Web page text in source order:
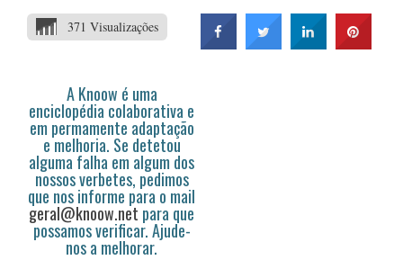
371 Visualizações
A Knoow é uma
enciclopédia colaborativa e
em permamente adaptação
e melhoria. Se detetou
alguma falha em algum dos
nossos verbetes, pedimos
que nos informe para o mail
geral@knoow.net para que
possamos verificar. Ajude-
nos a melhorar.